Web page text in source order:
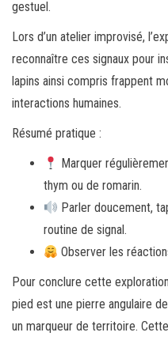
gestuel.
Lors d’un atelier improvisé,
reconnaître ces signaux pour
lapins ainsi compris frappent
interactions humaines.
Résumé pratique :
Marquer
thym ou de romarin.
Parler doucement,
routine de signal.
Observer les
Pour conclure cette
pied est une pierre angulaire
un marqueur de territoire.